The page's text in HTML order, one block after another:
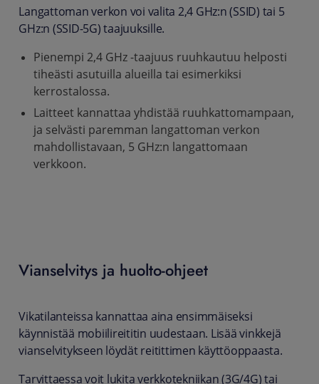
Langattoman verkon voi valita 2,4 GHz:n (SSID) tai 5
GHz:n (SSID-5G) taajuuksille.
Pienempi 2,4 GHz -taajuus ruuhkautuu helposti
tiheästi asutuilla alueilla tai esimerkiksi
kerrostalossa.
Laitteet kannattaa yhdistää ruuhkattomampaan,
ja selvästi paremman langattoman verkon
mahdollistavaan, 5 GHz:n langattomaan
verkkoon.
Vianselvitys ja huolto-ohjeet
Vikatilanteissa kannattaa aina ensimmäiseksi
käynnistää mobiilireititin uudestaan. Lisää vinkkejä
vianselvitykseen löydät reitittimen käyttöoppaasta.
Tarvittaessa voit lukita verkkotekniikan (3G/4G) tai